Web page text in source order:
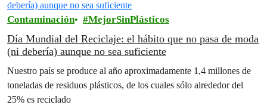
Contaminación MejorSinPlásticos
Día Mundial del Reciclaje: el hábito que no pasa de moda
(ni debería) aunque no sea suficiente
Nuestro país se produce al año aproximadamente 1,4 millones de
toneladas de residuos plásticos, de los cuales sólo alrededor del
25% es reciclado